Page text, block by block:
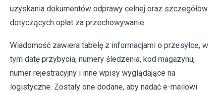
uzyskania dokumentów odprawy celnej oraz szczegółów
dotyczących opłat za przechowywanie.
Wiadomość zawiera tabelę z informacjami o przesyłce, w
tym datę przybycia, numery śledzenia, kod magazynu,
numer rejestracyjny i inne wpisy wyglądające na
logistyczne. Zostały one dodane, aby nadać e-mailowi